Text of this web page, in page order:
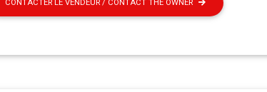
CONTACTER LE VENDEUR / CONTACT THE OWNER